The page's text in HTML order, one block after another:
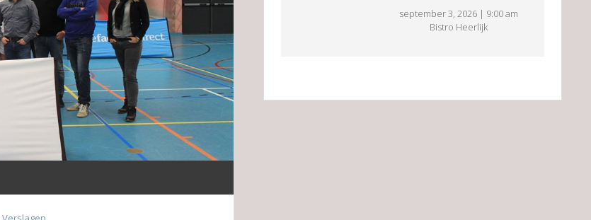
september 3, 2026 | 9:00 am
Bistro Heerlijk